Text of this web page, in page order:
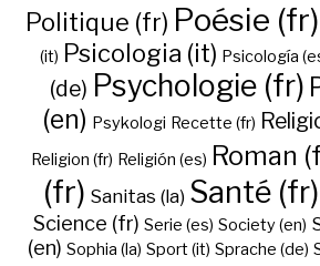
Politique (fr) Poésie (fr)
(it) Psicologia (it) Psicología
(de) Psychologie (fr)
(en) Psykologi Recette (fr)
Religion (fr) Religión (es) Roman
(fr) Sanitas (la) Santé (fr)
Science (fr) Serie (es) Society (en)
(en) Sophia (la) Sport (it) Sprache (de)